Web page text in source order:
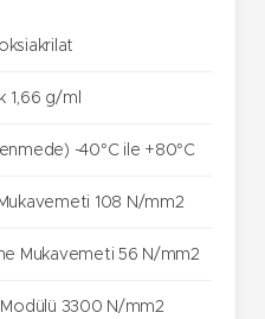
1,66 g/ml
-40°C ile +80°C
108 N/mm2
Mukavemeti 56 N/mm2
3300 N/mm2